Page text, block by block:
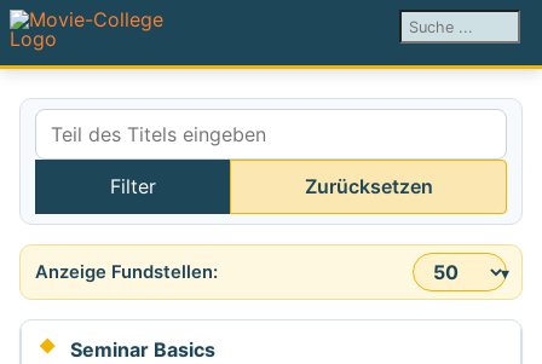
Suchen ...
Teil des Titels eingeben
Filter Zurücksetzen
Anzeige #
Seminar Basics